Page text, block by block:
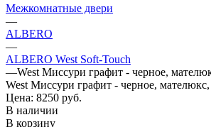
Межкомнатные двери
—
ALBERO
—
ALBERO West Soft-Touch
—West Миссури графит - черное,
West Миссури графит - черное, мателюкс,
Цена: 8250 руб.
В наличии
В корзину